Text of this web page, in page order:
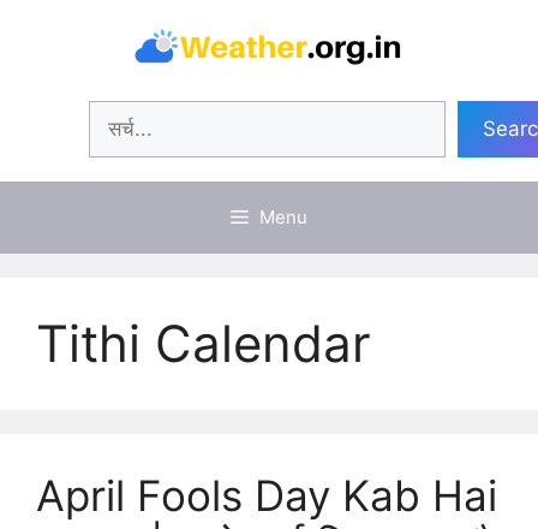
Menu
Tithi Calendar
April Fools Day Kab Hai